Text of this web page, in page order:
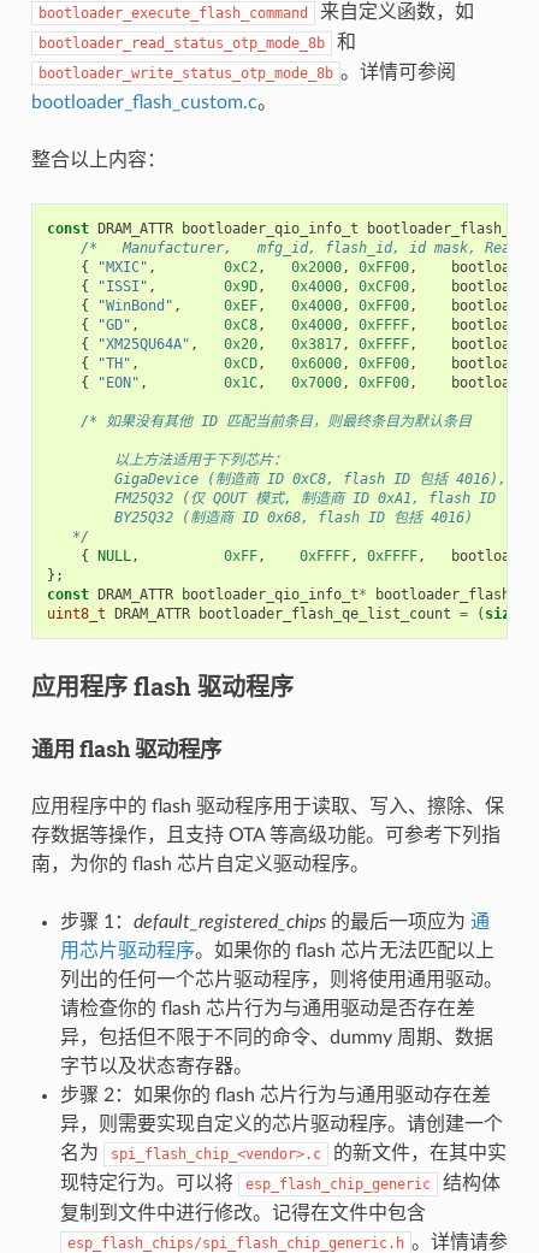
bootloader_execute_flash_command 来自定义函数，如
bootloader_read_status_otp_mode_8b 和
bootloader_write_status_otp_mode_8b 。详情可参阅
bootloader_flash_custom.c。
整合以上内容：
const DRAM_ATTR bootloader_qio_info_t
/*   Manufacturer,   mfg_id, flash_id, id mask,
{
"MXIC" , 0xC2, 0x2000, 0xFF00,
{
"ISSI" , 0x9D, 0x4000, 0xCF00,
{
"WinBond" , 0xEF, 0x4000, 0xFF00,
{
"GD" , 0xC8, 0x4000, 0xFFFF,
{
"XM25QU64A" , 0x20, 0x3817, 0xFFFF,
{
"TH" , 0xCD, 0x6000, 0xFF00,
{
"EON" , 0x1C, 0x7000, 0xFF00,
/* 如果没有其他 ID 匹配当前条目，则最终条目为默认条目
        以上方法适用于下列芯片：
        GigaDevice (制造商 ID 0xC8, flash ID 包括 4016),
FM25Q32 (仅 QOUT 模式, 制造商 ID 0xA1, flash ID 包括
        BY25Q32 (制造商 ID 0x68, flash ID 包括 4016)
   */
{ NULL, 0xFF, 0xFFFF, 0xFFFF,
};
const DRAM_ATTR bootloader_qio_info_t*
uint8_t DRAM_ATTR bootloader_flash_qe_list_count = ( sizeof
应用程序 flash 驱动程序
通用 flash 驱动程序
应用程序中的 flash 驱动程序用于读取、写入、擦除、保
存数据等操作，且支持 OTA 等高级功能。可参考下列指
南，为你的 flash 芯片自定义驱动程序。
步骤 1： default_registered_chips的最后一项应为 通
用芯片驱动程序。如果你的 flash 芯片无法匹配以上
列出的任何一个芯片驱动程序，则将使用通用驱动。
请检查你的 flash 芯片行为与通用驱动是否存在差
异，包括但不限于不同的命令、dummy 周期、数据
字节以及状态寄存器。
步骤 2：如果你的 flash 芯片行为与通用驱动存在差
异，则需要实现自定义的芯片驱动程序。请创建一个
名为
spi_flash_chip_<vendor>.c
的新文件，在其中实
现特定行为。可以将
esp_flash_chip_generic
结构体
复制到文件中进行修改。记得在文件中包含
esp_flash_chips/spi_flash_chip_generic.h 。详情请参